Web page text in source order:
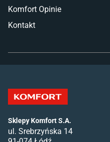
Komfort Opinie
Kontakt
Sklepy Komfort S.A.
ul. Srebrzyńska 14